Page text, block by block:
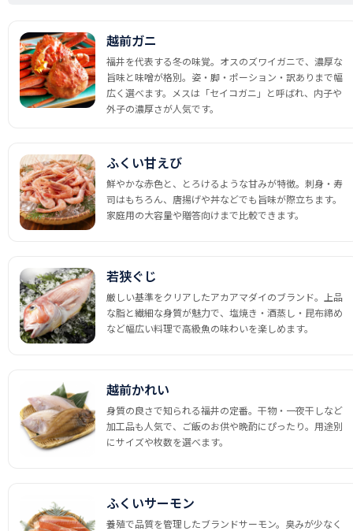
越前ガニ
福井を代表する冬の味覚。オスのズワイガニで、濃厚な
旨味と味噌が格別。姿・脚・ポーション・訳ありまで幅
広く選べます。メスは「セイコガニ」と呼ばれ、内子や
外子の濃厚さが人気です。
ふくい甘えび
鮮やかな赤色と、とろけるような甘みが特徴。刺身・寿
司はもちろん、唐揚げや丼などでも旨味が際立ちます。
家庭用の大容量や贈答向けまで比較できます。
若狭ぐじ
厳しい基準をクリアしたアカアマダイのブランド。上品
な脂と繊細な身質が魅力で、塩焼き・酒蒸し・昆布締め
など幅広い料理で高級魚の味わいを楽しめます。
越前かれい
身質の良さで知られる福井の定番。干物・一夜干しなど
加工品も人気で、ご飯のお供や晩酌にぴったり。用途別
にサイズや枚数を選べます。
ふくいサーモン
養殖で品質を管理したブランドサーモン。臭みが少なく